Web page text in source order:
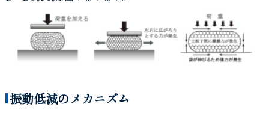
振動低減のメカニズム